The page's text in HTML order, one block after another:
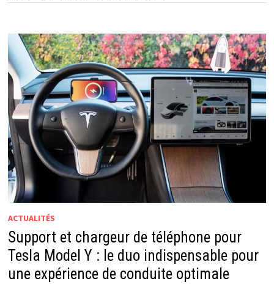
ACTUALITÉS
Support et chargeur de téléphone pour
Tesla Model Y : le duo indispensable pour
une expérience de conduite optimale